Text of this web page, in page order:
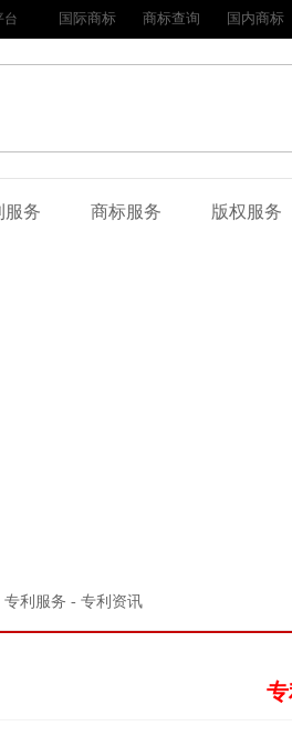
台 国际商标 商标查询 国内商标
服务 商标服务 版权服务
利服务 - 专利资讯